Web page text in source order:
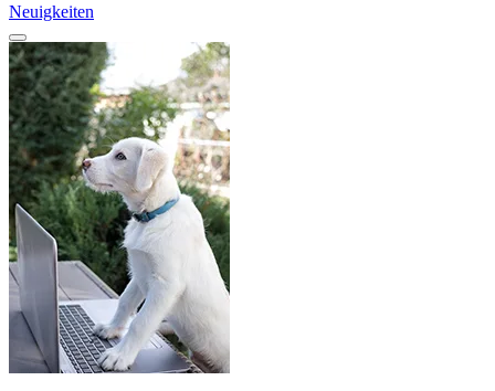
Neuigkeiten